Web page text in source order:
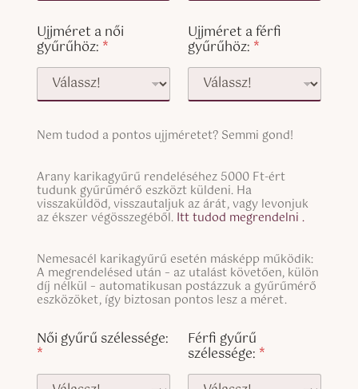
Ujjméret a női
gyűrűhöz: *
Ujjméret a férfi
gyűrűhöz: *
S
g
l
e
L
n
e
T
e
t
Nem tudod a pontos ujjméretet? Semmi gond!
S
i
n
g
e
L
i
n
e
e
x
t
Arany karikagyűrű rendeléséhez 5000 Ft-ért
tudunk gyűrűmérő eszközt küldeni. Ha
visszaküldöd, visszautaljuk az árát, vagy levonjuk
az ékszer végösszegéből. Itt tudod megrendelni .
S
i
n
g
e
L
n
Nemesacél karikagyűrű esetén másképp működik:
A megrendelésed után – az utalást követően, külön
díj nélkül – automatikusan postázzuk a gyűrűmérő
eszközöket, így biztosan pontos lesz a méret.
Női gyűrű szélessége:
*
Férfi gyűrű
szélessége: *